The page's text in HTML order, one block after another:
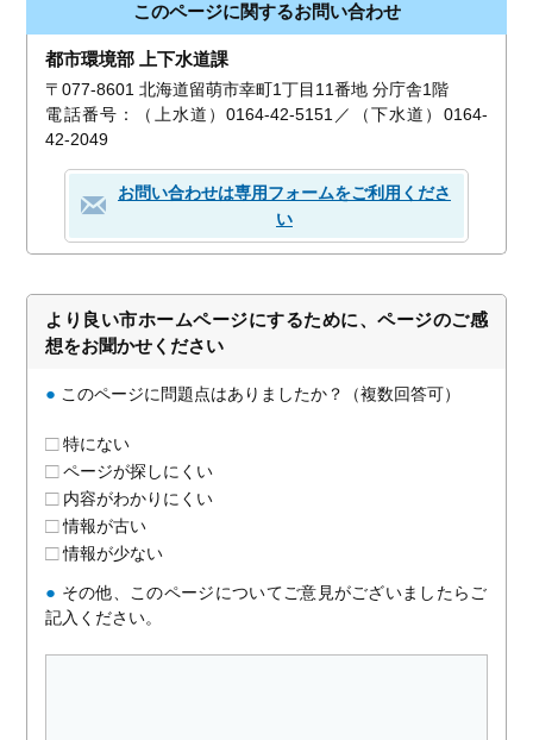
このページに関するお問い合わせ
都市環境部 上下水道課
〒077-8601 北海道留萌市幸町1丁目11番地 分庁舎1階
電話番号：（上水道）0164-42-5151／（下水道）0164-
42-2049
お問い合わせは専用フォームをご利用くださ
い
より良い市ホームページにするために、ページのご感
想をお聞かせください
● このページに問題点はありましたか？（複数回答可）
特にない
ページが探しにくい
内容がわかりにくい
情報が古い
情報が少ない
● その他、このページについてご意見がございましたらご
記入ください。